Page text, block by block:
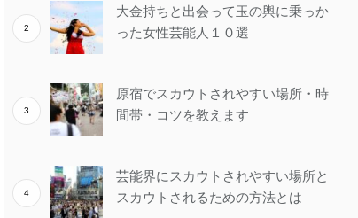
大金持ちと出会って玉の輿に乗っか
った女性芸能人１０選
原宿でスカウトされやすい場所・時
間帯・コツを教えます
芸能界にスカウトされやすい場所と
スカウトされるための方法とは